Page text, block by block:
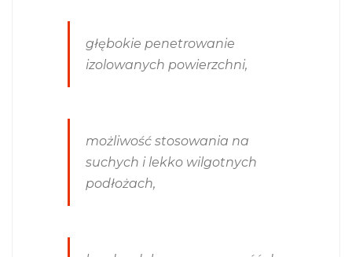
głębokie penetrowanie
izolowanych powierzchni,
możliwość stosowania na
suchych i lekko wilgotnych
podłożach,